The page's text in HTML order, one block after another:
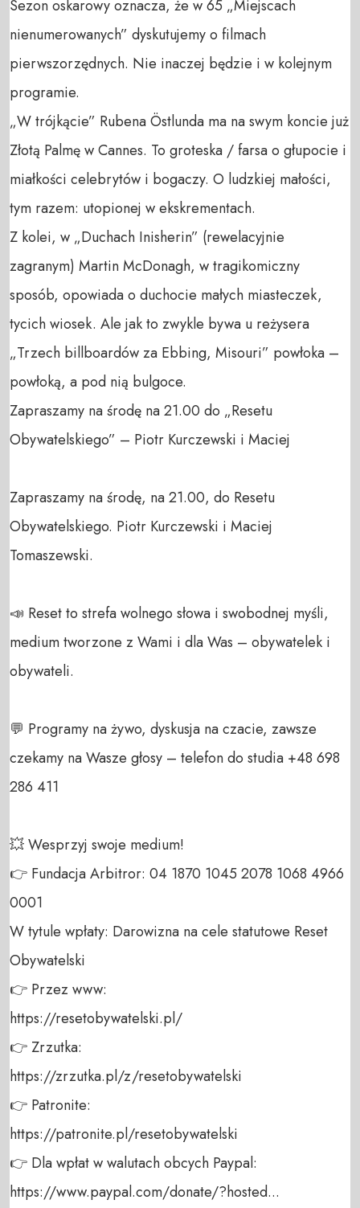
Sezon oskarowy oznacza, że w 65 „Miejscach
nienumerowanych” dyskutujemy o filmach
pierwszorzędnych. Nie inaczej będzie i w kolejnym
programie.
„W trójkącie” Rubena Östlunda ma na swym koncie już
Złotą Palmę w Cannes. To groteska / farsa o głupocie i
miałkości celebrytów i bogaczy. O ludzkiej małości,
tym razem: utopionej w ekskrementach.
Z kolei, w „Duchach Inisherin” (rewelacyjnie
zagranym) Martin McDonagh, w tragikomiczny
sposób, opowiada o duchocie małych miasteczek,
tycich wiosek. Ale jak to zwykle bywa u reżysera
„Trzech billboardów za Ebbing, Misouri” powłoka –
powłoką, a pod nią bulgoce.
Zapraszamy na środę na 21.00 do „Resetu
Obywatelskiego” – Piotr Kurczewski i Maciej
Zapraszamy na środę, na 21.00, do Resetu
Obywatelskiego. Piotr Kurczewski i Maciej
Tomaszewski.
📣 Reset to strefa wolnego słowa i swobodnej myśli,
medium tworzone z Wami i dla Was – obywatelek i
obywateli.
💬 Programy na żywo, dyskusja na czacie, zawsze
czekamy na Wasze głosy – telefon do studia +48 698
286 411
💥 Wesprzyj swoje medium!
👉 Fundacja Arbitror: 04 1870 1045 2078 1068 4966
0001
W tytule wpłaty: Darowizna na cele statutowe Reset
Obywatelski
👉 Przez www:
https://resetobywatelski.pl/
👉 Zrzutka:
https://zrzutka.pl/z/resetobywatelski
👉 Patronite:
https://patronite.pl/resetobywatelski
👉 Dla wpłat w walutach obcych Paypal:
https://www.paypal.com/donate/?hosted...